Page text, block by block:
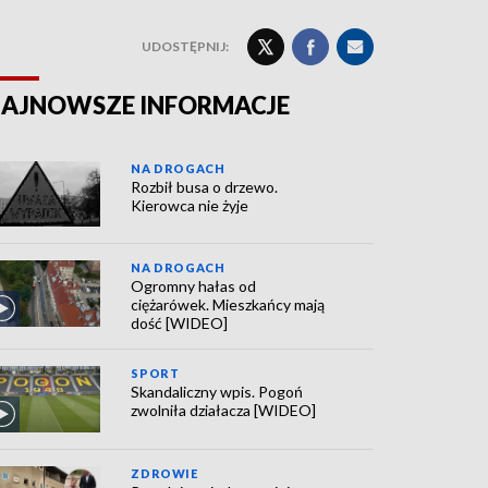
UDOSTĘPNIJ:
INFORMACJE
NA DROGACH
Rozbił busa o drzewo.
Kierowca nie żyje
NA DROGACH
Ogromny hałas od
ciężarówek. Mieszkańcy mają
dość [WIDEO]
SPORT
Skandaliczny wpis. Pogoń
zwolniła działacza [WIDEO]
ZDROWIE